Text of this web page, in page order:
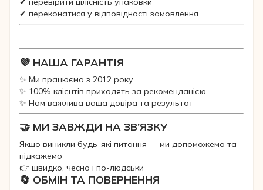
✔ переконатися у відповідності замовлення
💜 НАША ГАРАНТІЯ
✨ Ми працюємо з 2012 року
✨ 100% клієнтів приходять за рекомендацією
✨ Нам важлива ваша довіра та результат
🤝 МИ ЗАВЖДИ НА ЗВ’ЯЗКУ
Якщо виникли будь-які питання — ми допоможемо та
підкажемо
👉 швидко, чесно і по-людськи
🔄 ОБМІН ТА ПОВЕРНЕННЯ